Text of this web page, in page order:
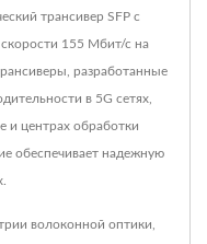
трансивер SFP с
155 Мбит/с на
разработанные
в 5G сетях,
и центрах обработки
обеспечивает надежную
волоконной оптики,